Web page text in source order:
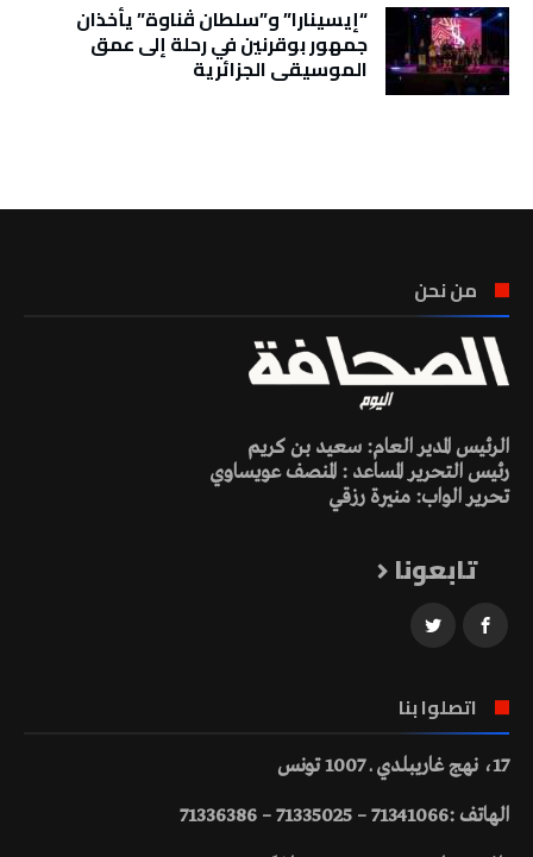
“إيسينارا” و”سلطان ڤناوة” يأخذان
جمهور بوقرنين في رحلة إلى عمق
الموسيقى الجزائرية
من نحن
الرئيس المدير العام: سعيد بن كريم
رئيس التحرير المساعد : المنصف عويساوي
تحرير الواب: منيرة رزقي
تابعونا
اتصلوا بنا
17، نهج غاريبلدي ـ 1007 تونس
الهاتف :71341066 – 71335025 – 71336386